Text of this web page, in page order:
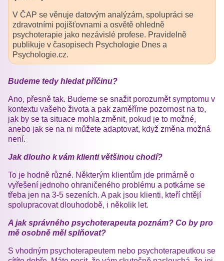
V ČAP se věnuje datovým analýzám, spolupráci se
zdravotními pojišťovnami a osvětě ohledně
psychoterapie jako nezávislé profese. Pravidelně
publikuje v časopisech Psychologie Dnes a
Psychologie.cz.
Budeme tedy hledat příčinu?
Ano, přesně tak. Budeme se snažit porozumět symptomu v
kontextu vašeho života a pak zaměříme pozornost na to,
jak by se ta situace mohla změnit, pokud je to možné,
anebo jak se na ni můžete adaptovat, když změna možná
není.
Jak dlouho k vám klienti většinou chodí?
To je hodně různé. Některým klientům jde primárně o
vyřešení jednoho ohraničeného problému a potkáme se
třeba jen na 3-5 sezeních. A pak jsou klienti, kteří chtějí
spolupracovat dlouhodobě, i několik let.
A jak správného psychoterapeuta poznám? Co by pro
mě osobně měl splňovat?
S vhodným psychoterapeutem nebo psychoterapeutkou se